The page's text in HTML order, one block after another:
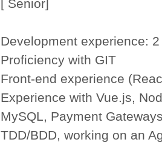
[ Senior]
Development experience:
Proficiency with GIT
Front-end experience
Experience with Vue.js,
MySQL, Payment
TDD/BDD, working on an